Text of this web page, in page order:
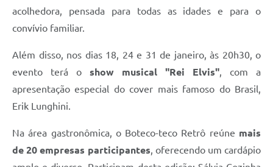
acolhedora, pensada para todas as idades e para o
convívio familiar.
Além disso, nos dias 18, 24 e 31 de janeiro, às 20h30, o
evento terá o show musical "Rei Elvis", com a
apresentação especial do cover mais famoso do Brasil,
Erik Lunghini.
Na área gastronômica, o Boteco-teco Retrô reúne mais
de 20 empresas participantes, oferecendo um cardápio